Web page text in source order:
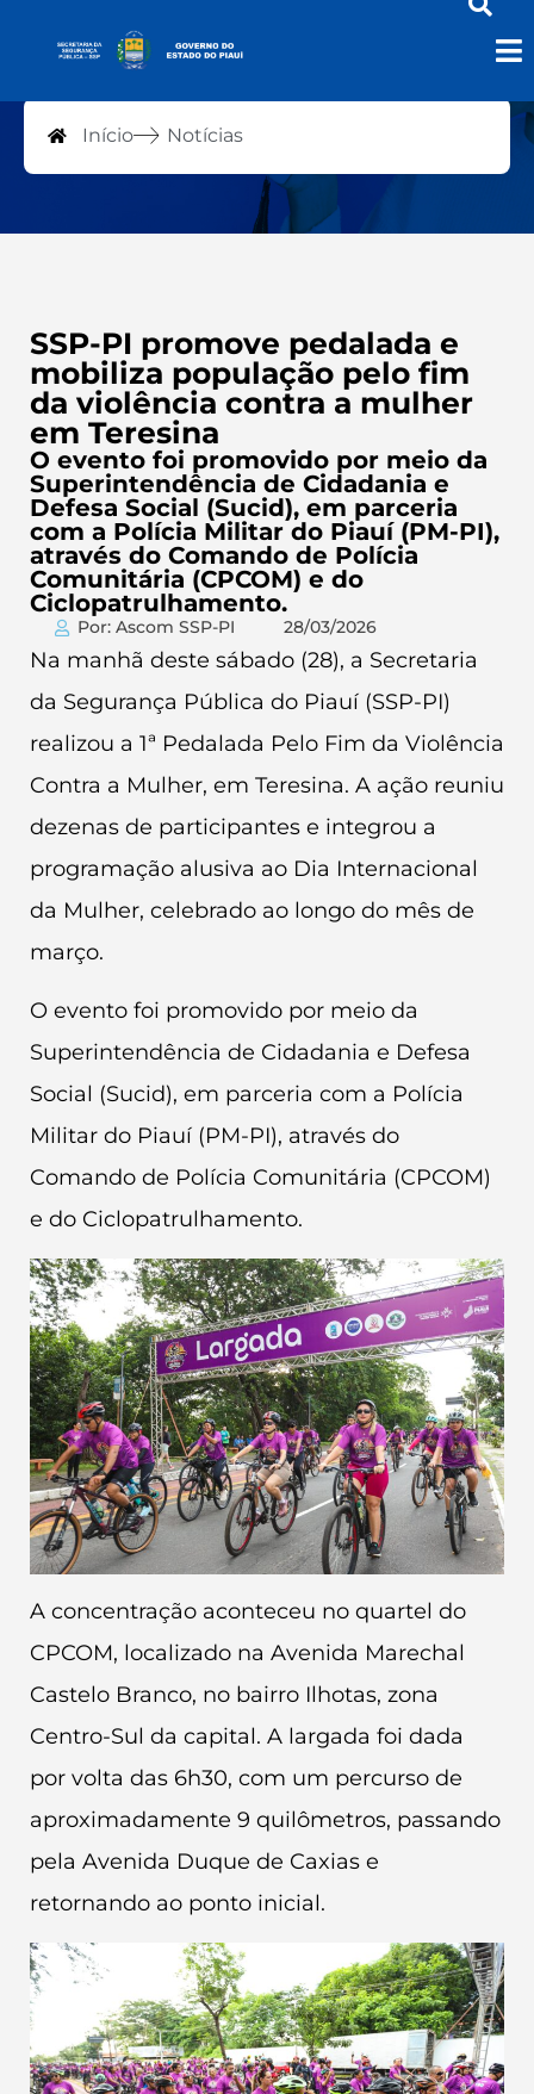
Notícias
Início Notícias
SSP-PI promove pedalada e
mobiliza população pelo fim
da violência contra a mulher
em Teresina
O evento foi promovido por meio da
Superintendência de Cidadania e
Defesa Social (Sucid), em parceria
com a Polícia Militar do Piauí (PM-PI),
através do Comando de Polícia
Comunitária (CPCOM) e do
Ciclopatrulhamento.
Por: Ascom SSP-PI 28/03/2026
Na manhã deste sábado (28), a Secretaria
da Segurança Pública do Piauí (SSP-PI)
realizou a 1ª Pedalada Pelo Fim da Violência
Contra a Mulher, em Teresina. A ação reuniu
dezenas de participantes e integrou a
programação alusiva ao Dia Internacional
da Mulher, celebrado ao longo do mês de
março.
O evento foi promovido por meio da
Superintendência de Cidadania e Defesa
Social (Sucid), em parceria com a Polícia
Militar do Piauí (PM-PI), através do
Comando de Polícia Comunitária (CPCOM)
e do Ciclopatrulhamento.
A concentração aconteceu no quartel do
CPCOM, localizado na Avenida Marechal
Castelo Branco, no bairro Ilhotas, zona
Centro-Sul da capital. A largada foi dada
por volta das 6h30, com um percurso de
aproximadamente 9 quilômetros, passando
pela Avenida Duque de Caxias e
retornando ao ponto inicial.